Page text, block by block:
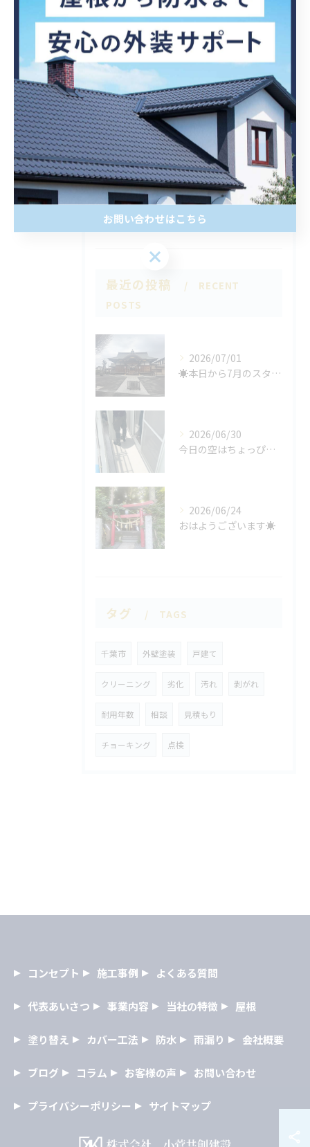
カテゴリー CATEGORIES
全てのカテゴリー
屋根
塗り替え
カバー工法
防水
雨漏り
最近の投稿
RECENT
POSTS
2026/07/01
☀️本日から7月のスタート🌞
2026/06/30
今日の空はちょっぴり曇りがち☁️
2026/06/24
おはようございます☀
タグ TAGS
千葉市 外壁塗装 戸建て
クリーニング 劣化 汚れ 剥がれ
耐用年数 相談 見積もり
チョーキング 点検
コンセプト 施工事例 よくある質問
代表あいさつ 事業内容 当社の特徴 屋根
塗り替え カバー工法 防水 雨漏り 会社概要
ブログ コラム お客様の声 お問い合わせ
プライバシーポリシー サイトマップ
お問い合わせはこちら